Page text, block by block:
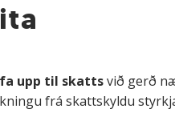
upp til skattsvið gerð
frá skattskyldu